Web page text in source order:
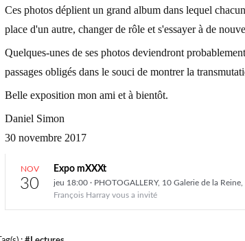
Ces photos déplient un grand album dans lequel
place d'un autre, changer de rôle et s'essayer à de
Quelques-unes de ses photos deviendront
passages obligés dans le souci de montrer la
Belle exposition mon ami et à bientôt.
Daniel Simon
30 novembre 2017
NOV
30
Expo mXXXt
jeu 18:00 · PHOTOGALLERY, 10 Galerie de la
François Harray vous a invité